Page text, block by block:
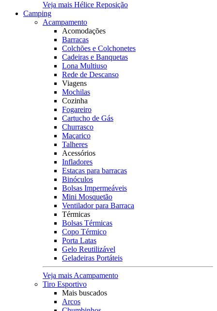
Veja mais Hélice Reposição
Camping
Acampamento
Acomodações
Barracas
Colchões e Colchonetes
Cadeiras e Banquetas
Lona Multiuso
Rede de Descanso
Viagens
Mochilas
Cozinha
Fogareiro
Cartucho de Gás
Churrasco
Maçarico
Talheres
Acessórios
Infladores
Estacas para barracas
Binóculos
Bolsas Impermeáveis
Mini Mosquetão
Ventilador para Barraca
Térmicas
Bolsas Térmicas
Copo Térmico
Porta Latas
Gelo Reutilizável
Geladeiras Portáteis
Veja mais Acampamento
Tiro Esportivo
Mais buscados
Arcos